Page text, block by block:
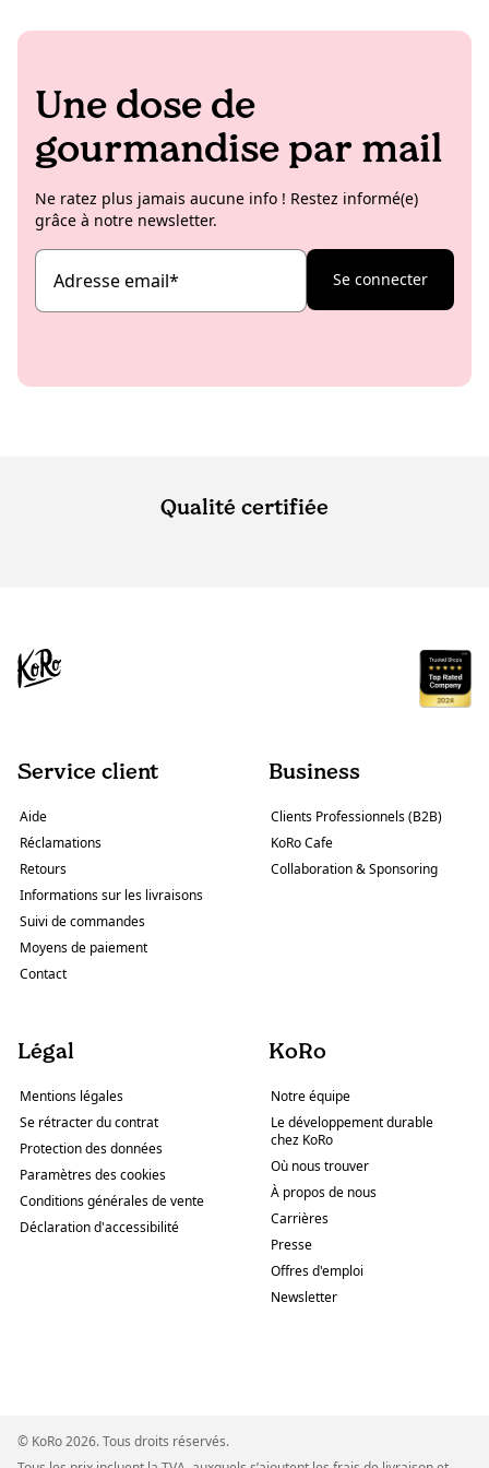
Une dose de
gourmandise par mail
Ne ratez plus jamais aucune info ! Restez informé(e)
grâce à notre newsletter.
Adresse email* Se connecter
Qualité certifiée
Service client
Aide
Réclamations
Retours
Informations sur les livraisons
Suivi de commandes
Moyens de paiement
Contact
Business
Clients Professionnels (B2B)
KoRo Cafe
Collaboration & Sponsoring
Légal
Mentions légales
Se rétracter du contrat
Protection des données
Paramètres des cookies
Conditions générales de vente
Déclaration d'accessibilité
KoRo
Notre équipe
Le développement durable
chez KoRo
Où nous trouver
À propos de nous
Carrières
Presse
Offres d'emploi
Newsletter
© KoRo 2026. Tous droits réservés.